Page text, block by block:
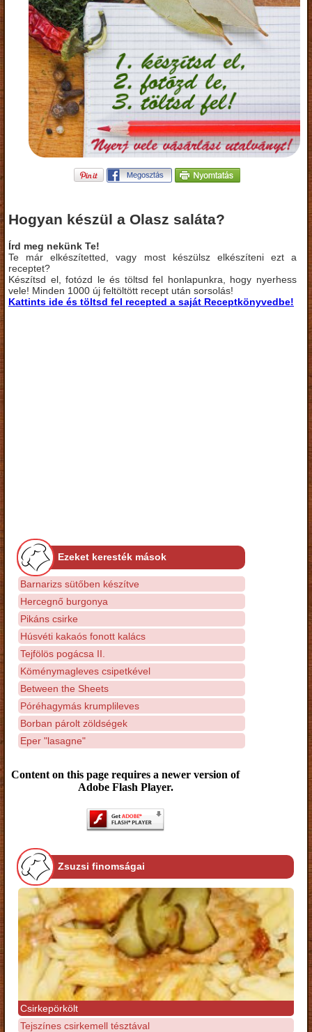
Hogyan készül a Olasz saláta?
Írd meg nekünk Te!
Te már elkészítetted, vagy most készülsz elkészíteni ezt a
receptet?
Készítsd el, fotózd le és töltsd fel honlapunkra, hogy nyerhess
vele! Minden 1000 új feltöltött recept után sorsolás!
Kattints ide és töltsd fel recepted a saját Receptkönyvedbe!
Ezeket keresték mások
Barnarizs sütőben készítve
Hercegnő burgonya
Pikáns csirke
Húsvéti kakaós fonott kalács
Tejfölös pogácsa II.
Köménymagleves csipetkével
Between the Sheets
Póréhagymás krumplileves
Borban párolt zöldségek
Eper "lasagne"
Content on this page requires a newer version of
Adobe Flash Player.
Zsuzsi finomságai
Csirkepörkölt
Tejszínes csirkemell tésztával